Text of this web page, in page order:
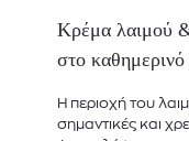
Κρέμα λαιμού &
στο
Η περιοχή του
σημαντικές και